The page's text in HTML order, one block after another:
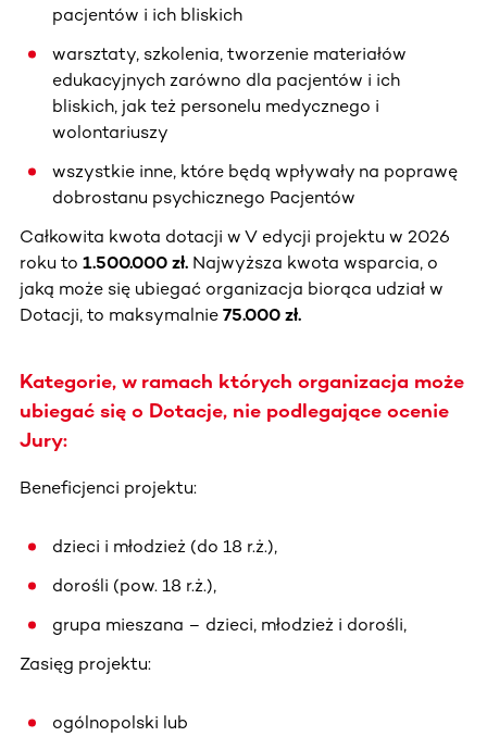
pacjentów i ich bliskich
warsztaty, szkolenia, tworzenie materiałów
edukacyjnych zarówno dla pacjentów i ich
bliskich, jak też personelu medycznego i
wolontariuszy
wszystkie inne, które będą wpływały na poprawę
dobrostanu psychicznego Pacjentów
Całkowita kwota dotacji w V edycji projektu w 2026
roku to 1.500.000 zł. Najwyższa kwota wsparcia, o
jaką może się ubiegać organizacja biorąca udział w
Dotacji, to maksymalnie 75.000 zł.
Kategorie, w ramach których organizacja może
ubiegać się o Dotacje, nie podlegające ocenie
Jury:
Beneficjenci projektu:
dzieci i młodzież (do 18 r.ż.),
dorośli (pow. 18 r.ż.),
grupa mieszana – dzieci, młodzież i dorośli,
Zasięg projektu:
ogólnopolski lub